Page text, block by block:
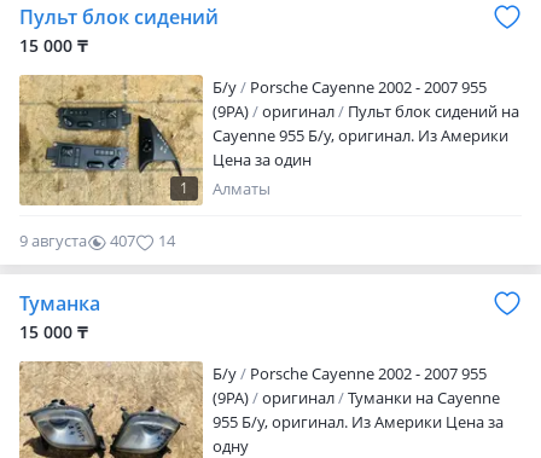
Пульт блок сидений
15 000 ₸
1
Б/y
Porsche Cayenne 2002 - 2007 955
(9PA)
оригинал
Пульт блок сидений на
Cayenne 955 Б/у, оригинал. Из Америки
Цена за один
Алматы
9 августа 407 14
Туманка
15 000 ₸
Б/y
Porsche Cayenne 2002 - 2007 955
(9PA)
оригинал
Туманки на Cayenne
955 Б/у, оригинал. Из Америки Цена за
одну